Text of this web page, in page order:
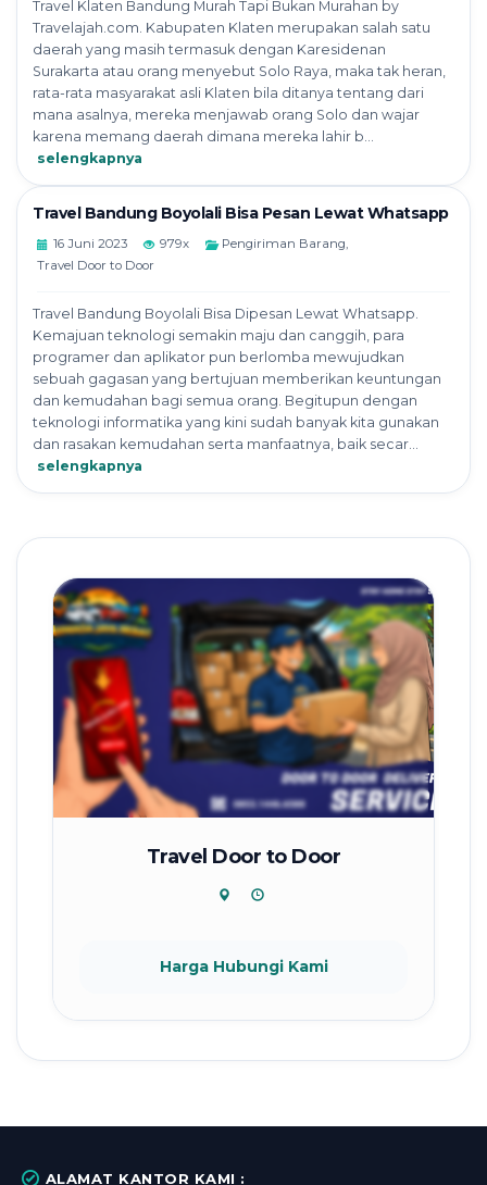
Travel Klaten Bandung Murah Tapi Bukan Murahan by
Travelajah.com. Kabupaten Klaten merupakan salah satu
daerah yang masih termasuk dengan Karesidenan
Surakarta atau orang menyebut Solo Raya, maka tak heran,
rata-rata masyarakat asli Klaten bila ditanya tentang dari
mana asalnya, mereka menjawab orang Solo dan wajar
karena memang daerah dimana mereka lahir b...
selengkapnya
Travel Bandung Boyolali Bisa Pesan Lewat Whatsapp
16 Juni 2023 979x Pengiriman Barang,
Travel Door to Door
Travel Bandung Boyolali Bisa Dipesan Lewat Whatsapp.
Kemajuan teknologi semakin maju dan canggih, para
programer dan aplikator pun berlomba mewujudkan
sebuah gagasan yang bertujuan memberikan keuntungan
dan kemudahan bagi semua orang. Begitupun dengan
teknologi informatika yang kini sudah banyak kita gunakan
dan rasakan kemudahan serta manfaatnya, baik secar...
selengkapnya
Travel Door to Door
Harga Hubungi Kami
ALAMAT KANTOR KAMI :